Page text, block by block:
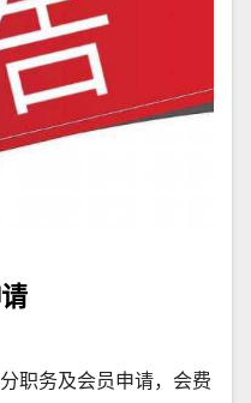
职务及会员申请，会费